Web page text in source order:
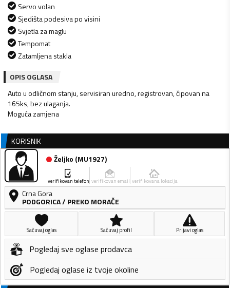
Servo volan
Sjedišta podesiva po visini
Svjetla za maglu
Tempomat
Zatamljena stakla
OPIS OGLASA
Auto u odličnom stanju, servisiran uredno, registrovan, čipovan na
165ks, bez ulaganja.
Moguća zamjena
KORISNIK
Željko (MU1927)
verifikovan telefon verifikovan email verifikovana lokacija
Crna Gora
PODGORICA/ PREKO MORAČE
Sačuvaj oglas Sačuvaj profil Prijavi oglas
Pogledaj sve oglase prodavca
Pogledaj oglase iz tvoje okoline